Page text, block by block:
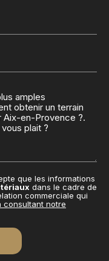
que les informations
dans le cadre de
commerciale qui
consultant notre